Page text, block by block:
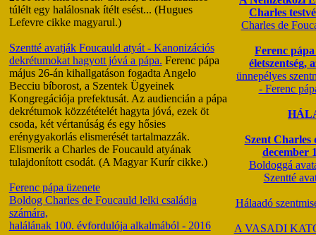
túlélt egy halálosnak ítélt esést... (Hugues
Lefevre cikke magyarul.)
Szentté avatják Foucauld atyát - Kanonizációs
dekrétumokat hagyott jóvá a pápa. Ferenc pápa
május 26-án kihallgatáson fogadta Angelo
Becciu bíborost, a Szentek Ügyeinek
Kongregációja prefektusát. Az audiencián a pápa
dekrétumok közzétételét hagyta jóvá, ezek öt
csoda, két vértanúság és egy hősies
erénygyakorlás elismerését tartalmazzák.
Elismerik a Charles de Foucauld atyának
tulajdonított csodát. (A Magyar Kurír cikke.)
Ferenc pápa üzenete
Boldog Charles de Foucauld lelki családja
számára,
halálának 100. évfordulója alkalmából - 2016
Charles
Charles de
Ferenc
életszentség,
ünnepélyes
- Ferenc
Szent Charles
december
Boldoggá
Szentté
Hálaadó
A VASADI